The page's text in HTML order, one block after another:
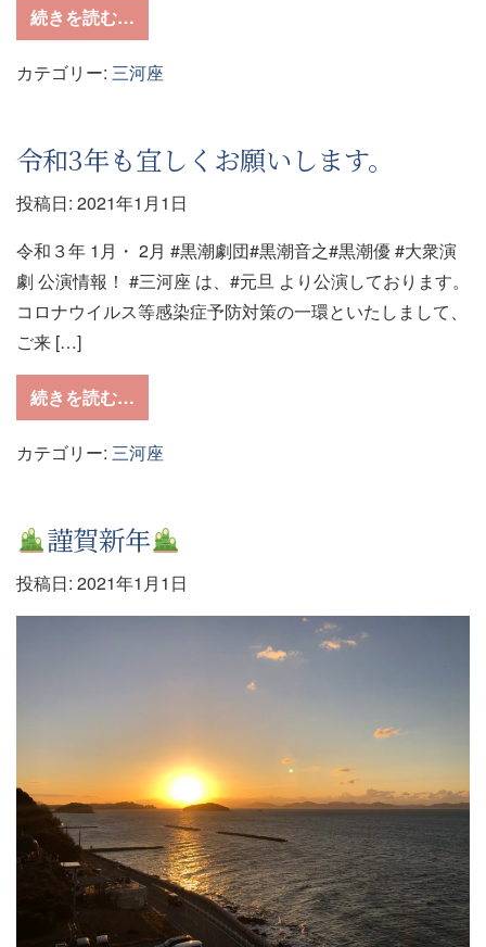
続きを読む…
カテゴリー: 三河座
令和3年も宜しくお願いします。
投稿日: 2021年1月1日
令和３年 1月・ 2月 #黒潮劇団#黒潮音之#黒潮優 #大衆演
劇 公演情報！ #三河座 は、#元旦 より公演しております。
コロナウイルス等感染症予防対策の一環といたしまして、
ご来 […]
続きを読む…
カテゴリー: 三河座
謹賀新年
投稿日: 2021年1月1日